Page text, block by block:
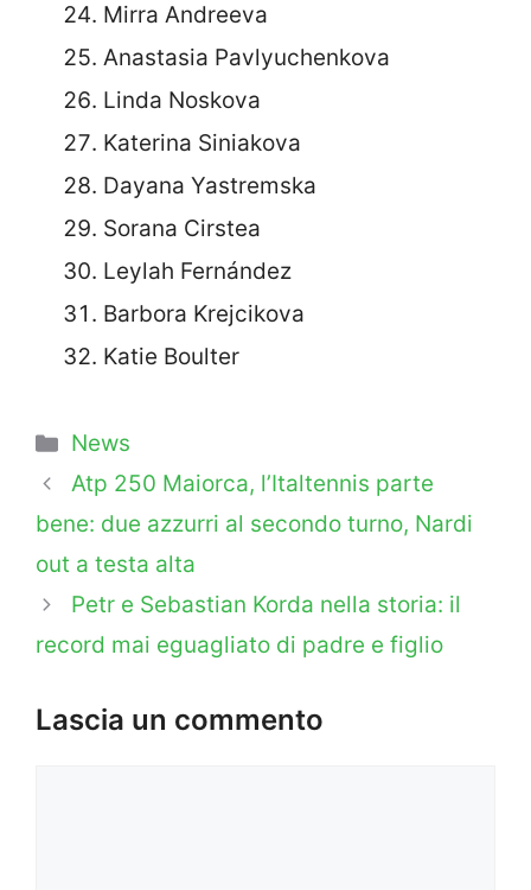
Mirra Andreeva
Anastasia Pavlyuchenkova
Linda Noskova
Katerina Siniakova
Dayana Yastremska
Sorana Cirstea
Leylah Fernández
Barbora Krejcikova
Katie Boulter
Categorie
News
Atp 250 Maiorca, l’Italtennis parte
bene: due azzurri al secondo turno, Nardi
out a testa alta
Petr e Sebastian Korda nella storia: il
record mai eguagliato di padre e figlio
Lascia un commento